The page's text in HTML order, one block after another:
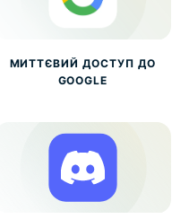
МИТТЄВИЙ ДОСТУП ДО
GOOGLE